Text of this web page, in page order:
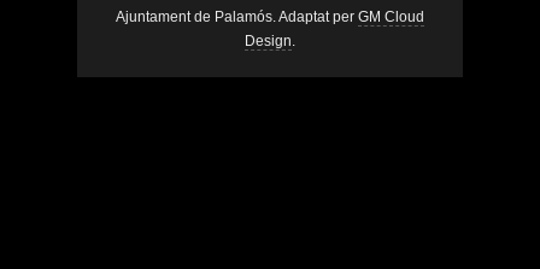
Ajuntament de Palamós. Adaptat per GM Cloud
Design.